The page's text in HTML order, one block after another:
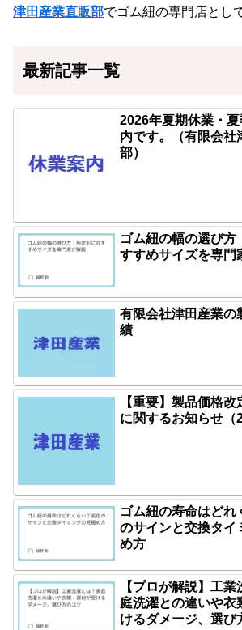
津田産業直販部でゴム紐の専門店とし
最新記事一覧
2026年夏期休業・
内です。（有限会社
部）
ゴム紐の幅の選び方
すすめサイズを専門
有限会社津田産業の
績
【重要】製品価格改
に関するお知らせ（
ゴム紐の寿命はどれ
のサインと交換タイ
め方
【プロが解説】工
庭洗濯との違いや衣
けるダメージ、選び